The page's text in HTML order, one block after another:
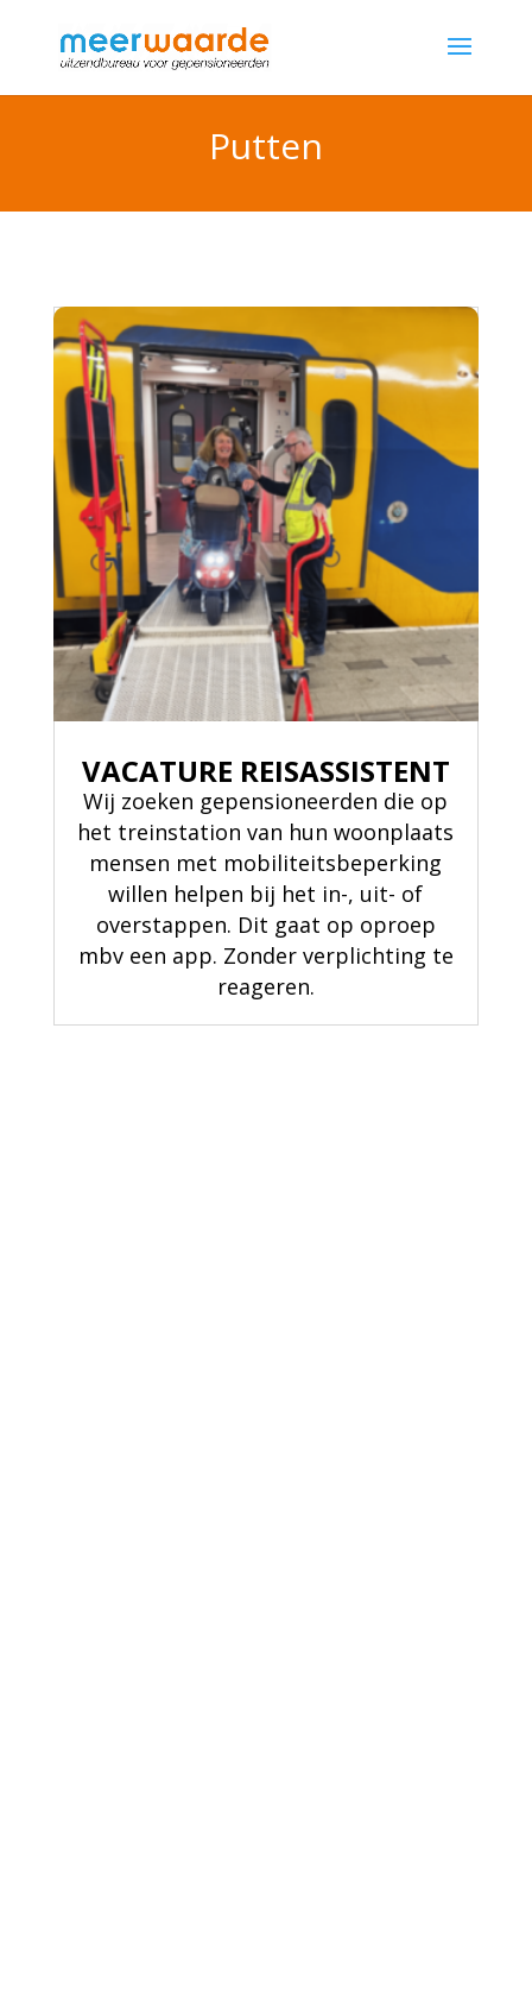
Putten
VACATURE REISASSISTENT
Wij zoeken gepensioneerden die op
het treinstation van hun woonplaats
mensen met mobiliteitsbeperking
willen helpen bij het in-, uit- of
overstappen. Dit gaat op oproep
mbv een app. Zonder verplichting te
reageren.